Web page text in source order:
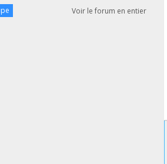
Voir le forum en entier